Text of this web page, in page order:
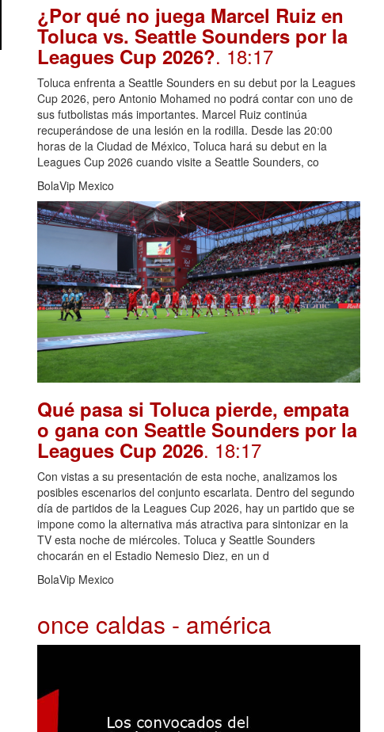
¿Por qué no juega Marcel Ruiz en
Toluca vs. Seattle Sounders por la
Leagues Cup 2026?. 18:17
Toluca enfrenta a Seattle Sounders en su debut por la Leagues
Cup 2026, pero Antonio Mohamed no podrá contar con uno de
sus futbolistas más importantes. Marcel Ruiz continúa
recuperándose de una lesión en la rodilla. Desde las 20:00
horas de la Ciudad de México, Toluca hará su debut en la
Leagues Cup 2026 cuando visite a Seattle Sounders, co
BolaVip Mexico
Qué pasa si Toluca pierde, empata
o gana con Seattle Sounders por la
Leagues Cup 2026. 18:17
Con vistas a su presentación de esta noche, analizamos los
posibles escenarios del conjunto escarlata. Dentro del segundo
día de partidos de la Leagues Cup 2026, hay un partido que se
impone como la alternativa más atractiva para sintonizar en la
TV esta noche de miércoles. Toluca y Seattle Sounders
chocarán en el Estadio Nemesio Diez, en un d
BolaVip Mexico
once caldas - américa